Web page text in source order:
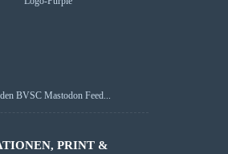
BVSC Mastodon Feed...
PRINT &